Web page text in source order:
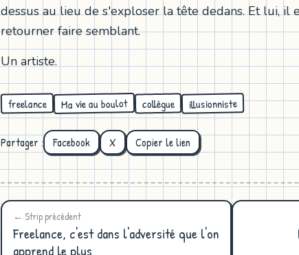
dessus au lieu de s'exploser la tête dedans. Et lui, il
retourner faire semblant.
Un artiste.
freelance Ma vie au boulot collègue illusionniste
Partager : Facebook X Copier le lien
← Strip précédent
Freelance, c'est dans l'adversité que l'on
apprend le plus